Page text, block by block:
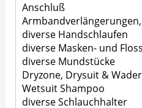
Anschluß
diverse Handschlaufen
diverse Masken- und
diverse Mundstücke
Dryzone, Drysuit &
Wetsuit Shampoo
diverse Schlauchhalter